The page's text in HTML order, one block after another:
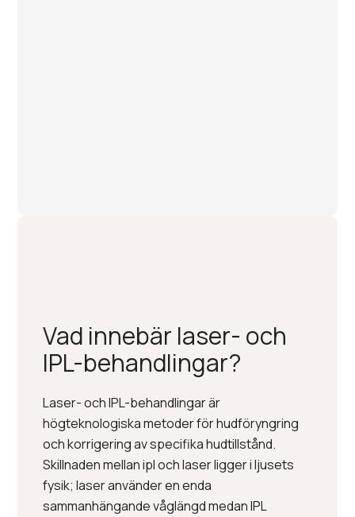
Vad innebär laser- och
IPL-behandlingar?
Laser- och IPL-behandlingar är
högteknologiska metoder för hudföryngring
och korrigering av specifika hudtillstånd.
Skillnaden mellan ipl och laser ligger i ljusets
fysik; laser använder en enda
sammanhängande våglängd medan IPL